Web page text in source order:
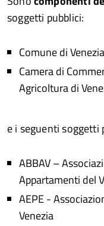
soggetti pubblici:
Comune di Venezia
Camera di
Agricoltura di
e i seguenti soggetti
ABBAV –
Appartamenti del
AEPE -
Venezia